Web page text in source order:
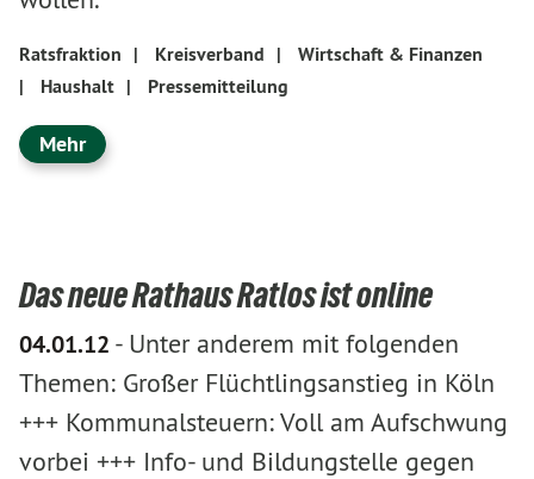
Ratsfraktion | Kreisverband |
Wirtschaft & Finanzen
|
Haushalt | Pressemitteilung
Mehr
Das neue Rathaus Ratlos ist online
04.01.12 - Unter anderem mit folgenden
Themen: Großer Flüchtlingsanstieg in Köln
+++ Kommunalsteuern: Voll am Aufschwung
vorbei +++ Info- und Bildungstelle gegen